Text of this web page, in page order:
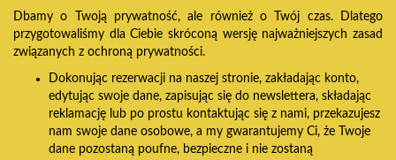
Dbamy o Twoją prywatność, ale również o Twój czas. Dlatego
przygotowaliśmy dla Ciebie skróconą wersję najważniejszych zasad
związanych z ochroną prywatności.
Dokonując rezerwacji na naszej stronie, zakładając konto,
edytując swoje dane, zapisując się do newslettera, składając
reklamację lub po prostu kontaktując się z nami, przekazujesz
nam swoje dane osobowe, a my gwarantujemy Ci, że Twoje
dane pozostaną poufne, bezpieczne i nie zostaną